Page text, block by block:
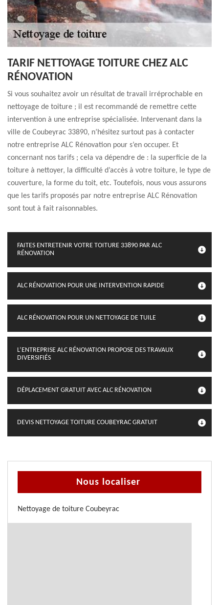
TARIF NETTOYAGE TOITURE CHEZ ALC
RÉNOVATION
Si vous souhaitez avoir un résultat de travail irréprochable en
nettoyage de toiture ; il est recommandé de remettre cette
intervention à une entreprise spécialisée. Intervenant dans la
ville de Coubeyrac 33890, n’hésitez surtout pas à contacter
notre entreprise ALC Rénovation pour s’en occuper. Et
concernant nos tarifs ; cela va dépendre de : la superficie de la
toiture à nettoyer, la difficulté d’accès à votre toiture, le type de
couverture, la forme du toit, etc. Toutefois, nous vous assurons
que les tarifs proposés par notre entreprise ALC Rénovation
sont tout à fait raisonnables.
FAITES ENTRETENIR VOTRE TOITURE 33890 PAR ALC
RÉNOVATION
ALC RÉNOVATION POUR UNE INTERVENTION RAPIDE
ALC RÉNOVATION POUR UN NETTOYAGE DE TUILE
L’ENTREPRISE ALC RÉNOVATION PROPOSE DES TRAVAUX
DIVERSIFIÉS
DÉPLACEMENT GRATUIT AVEC ALC RÉNOVATION
DEVIS NETTOYAGE TOITURE COUBEYRAC GRATUIT
Nous localiser
Nettoyage de toiture Coubeyrac